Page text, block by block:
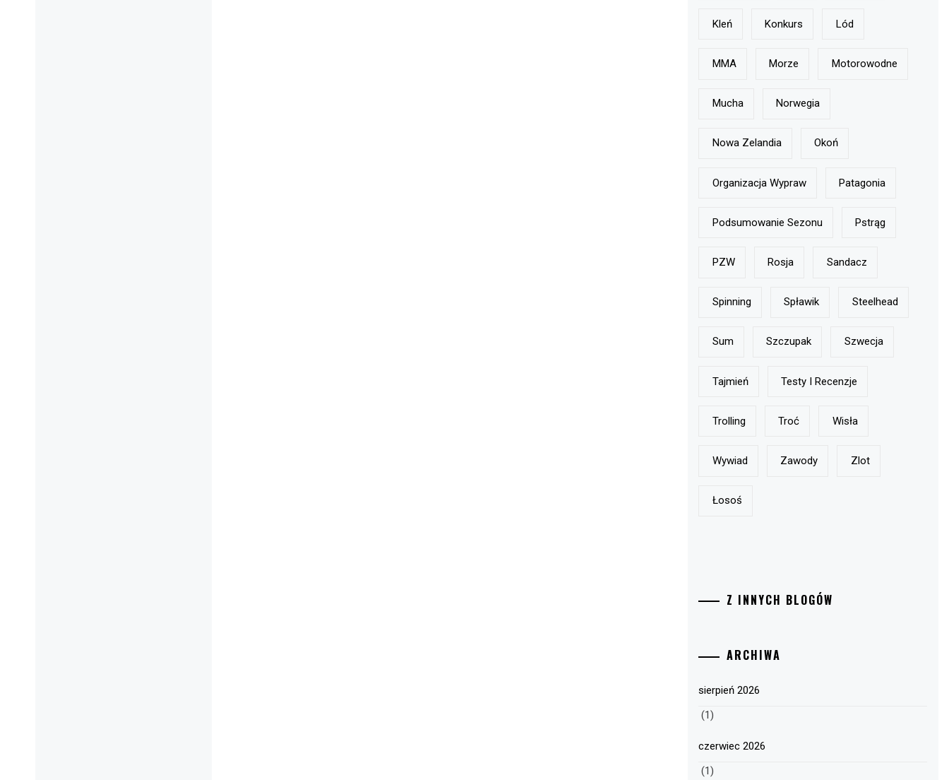
Kleń Konkurs Lód
MMA Morze Motorowodne
Mucha Norwegia
Nowa Zelandia Okoń
Organizacja Wypraw Patagonia
Podsumowanie Sezonu Pstrąg
PZW Rosja Sandacz
Spinning Spławik Steelhead
Sum Szczupak Szwecja
Tajmień Testy I Recenzje
Trolling Troć Wisła
Wywiad Zawody Zlot
Łosoś
Z INNYCH BLOGÓW
ARCHIWA
sierpień 2026
(1)
czerwiec 2026
(1)